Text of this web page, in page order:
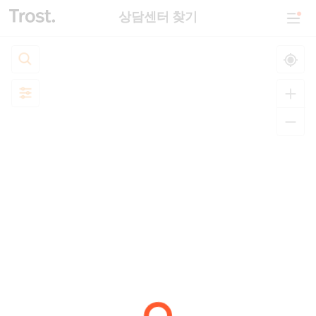
상담센터 찾기